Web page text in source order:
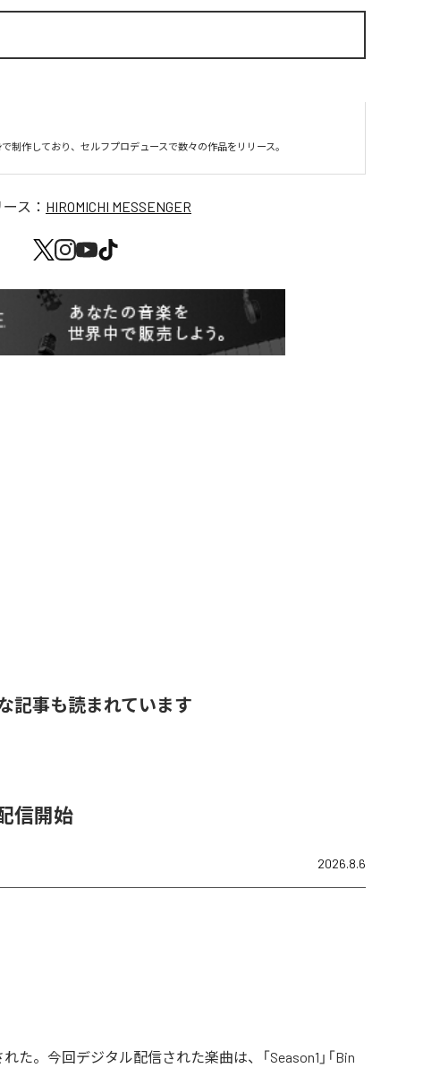
ス： HIROMICHI MESSENGER
記事も読まれています
信開始
2026.8.6
た。今回デジタル配信された楽曲は、「Season1」「Bin